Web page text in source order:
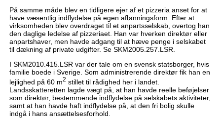
På samme måde blev en tidligere ejer af et pizzeria anset for at
have væsentlig indflydelse på egen aflønningsform. Efter at
virksomheden blev overdraget til et anpartsselskab, overtog han
den daglige ledelse af pizzeriaet. Han var hverken direktør eller
anpartshaver, men havde adgang til at hæve penge i selskabet
til dækning af private udgifter. Se SKM2005.257.LSR.
I SKM2010.415.LSR var der tale om en svensk statsborger, hvis
familie boede i Sverige. Som administrerende direktør fik han en
lejlighed på 60 m2 stillet til rådighed her i landet.
Landsskatteretten lagde vægt på, at han havde reelle beføjelser
som direktør, bestemmende indflydelse på selskabets aktiviteter,
samt at han havde haft indflydelse på, at den fri bolig skulle
indgå i hans ansættelsesforhold.